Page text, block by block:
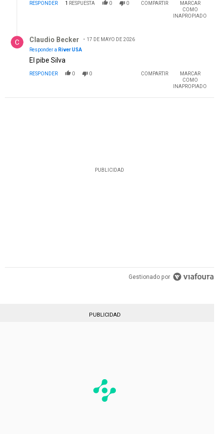
RESPONDER 1 RESPUESTA 0 0 COMPARTIR
MARCAR
COMO
INAPROPIADO
Claudio Becker
17 DE MAYO DE 2026
Responder a River USA
El pibe Silva
RESPONDER 0 0 COMPARTIR
MARCAR
COMO
INAPROPIADO
PUBLICIDAD
Gestionado por
PUBLICIDAD